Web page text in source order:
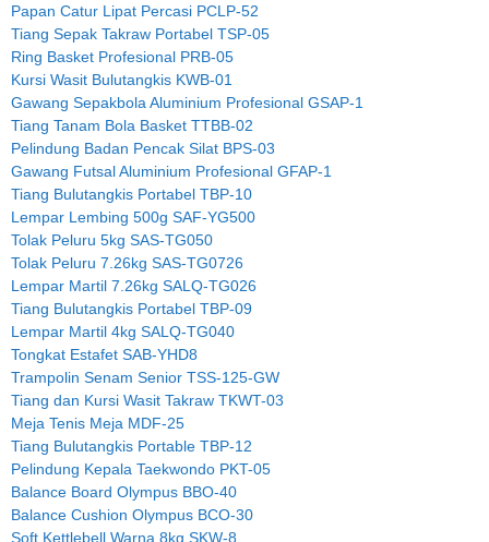
Papan Catur Lipat Percasi PCLP-52
Tiang Sepak Takraw Portabel TSP-05
Ring Basket Profesional PRB-05
Kursi Wasit Bulutangkis KWB-01
Gawang Sepakbola Aluminium Profesional GSAP-1
Tiang Tanam Bola Basket TTBB-02
Pelindung Badan Pencak Silat BPS-03
Gawang Futsal Aluminium Profesional GFAP-1
Tiang Bulutangkis Portabel TBP-10
Lempar Lembing 500g SAF-YG500
Tolak Peluru 5kg SAS-TG050
Tolak Peluru 7.26kg SAS-TG0726
Lempar Martil 7.26kg SALQ-TG026
Tiang Bulutangkis Portabel TBP-09
Lempar Martil 4kg SALQ-TG040
Tongkat Estafet SAB-YHD8
Trampolin Senam Senior TSS-125-GW
Tiang dan Kursi Wasit Takraw TKWT-03
Meja Tenis Meja MDF-25
Tiang Bulutangkis Portable TBP-12
Pelindung Kepala Taekwondo PKT-05
Balance Board Olympus BBO-40
Balance Cushion Olympus BCO-30
Soft Kettlebell Warna 8kg SKW-8